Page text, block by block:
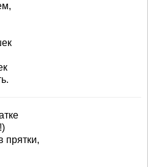
прятки,